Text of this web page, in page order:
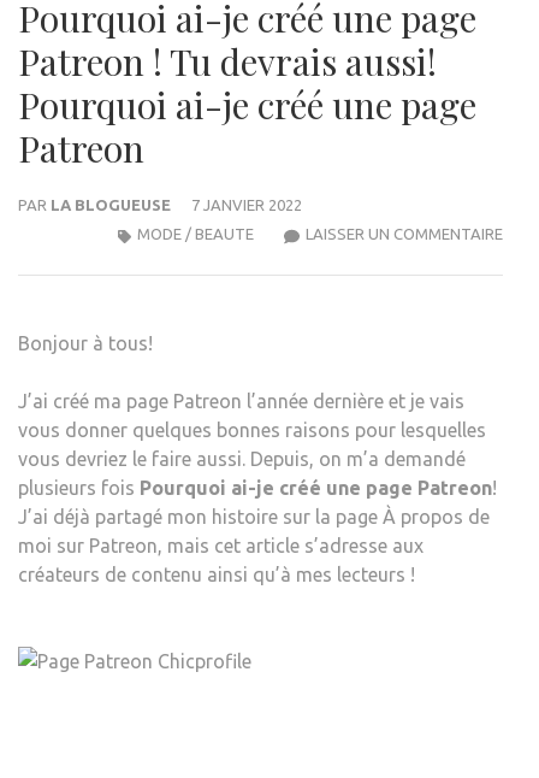
Pourquoi ai-je créé une page
Patreon ! Tu devrais aussi!
Pourquoi ai-je créé une page
Patreon
PAR LA BLOGUEUSE
7 JANVIER 2022
LAISSER UN COMMENTAIRE
MODE / BEAUTE
Bonjour à tous!
J’ai créé ma page Patreon l’année dernière et je vais
vous donner quelques bonnes raisons pour lesquelles
vous devriez le faire aussi. Depuis, on m’a demandé
plusieurs fois Pourquoi ai-je créé une page Patreon!
J’ai déjà partagé mon histoire sur la page À propos de
moi sur Patreon, mais cet article s’adresse aux
créateurs de contenu ainsi qu’à mes lecteurs !